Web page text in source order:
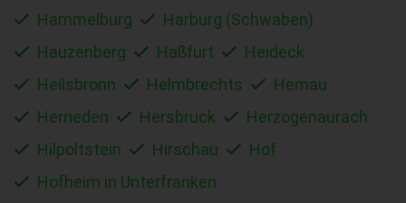
Hammelburg
Harburg (Schwaben)
Hauzenberg
Haßfurt
Heideck
Heilsbronn
Helmbrechts
Hemau
Herrieden
Hersbruck
Herzogenaurach
Hilpoltstein
Hirschau
Hof
Hofheim in Unterfranken